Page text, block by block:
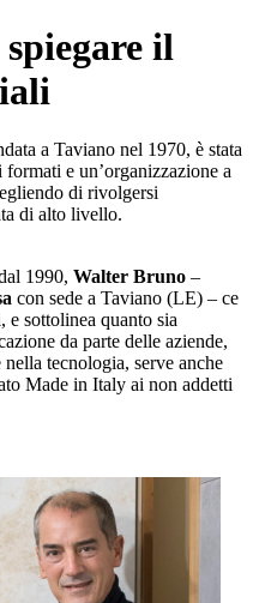
il
a Taviano nel 1970, è stata
e un’organizzazione a
di rivolgersi
di alto livello.
1990, Walter Bruno –
con sede a Taviano (LE) – ce
e sottolinea quanto sia
da parte delle aziende,
tecnologia, serve anche
Made in Italy ai non addetti